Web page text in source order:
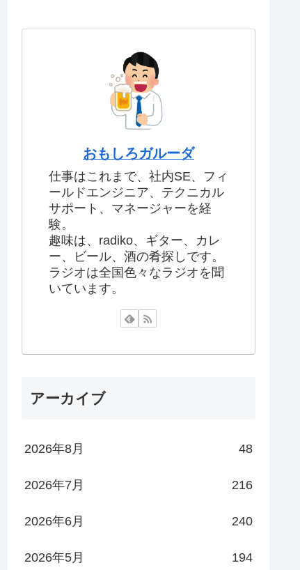
おもしろガルーダ
仕事はこれまで、社内SE、フィ
ールドエンジニア、テクニカル
サポート、マネージャーを経
験。
趣味は、radiko、ギター、カレ
ー、ビール、酒の肴探しです。
ラジオは全国色々なラジオを聞
いています。
アーカイブ
2026年8月 48
2026年7月 216
2026年6月 240
2026年5月 194